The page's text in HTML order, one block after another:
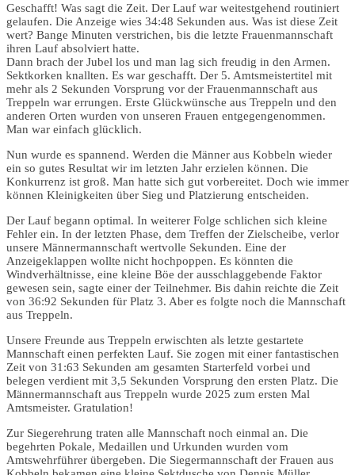
Geschafft! Was sagt die Zeit. Der Lauf war weitestgehend routiniert
gelaufen. Die Anzeige wies 34:48 Sekunden aus. Was ist diese Zeit
wert? Bange Minuten verstrichen, bis die letzte Frauenmannschaft
ihren Lauf absolviert hatte.
Dann brach der Jubel los und man lag sich freudig in den Armen.
Sektkorken knallten. Es war geschafft. Der 5. Amtsmeistertitel mit
mehr als 2 Sekunden Vorsprung vor der Frauenmannschaft aus
Treppeln war errungen. Erste Glückwünsche aus Treppeln und den
anderen Orten wurden von unseren Frauen entgegengenommen.
Man war einfach glücklich.
Nun wurde es spannend. Werden die Männer aus Kobbeln wieder
ein so gutes Resultat wir im letzten Jahr erzielen können. Die
Konkurrenz ist groß. Man hatte sich gut vorbereitet. Doch wie immer
können Kleinigkeiten über Sieg und Platzierung entscheiden.
Der Lauf begann optimal. In weiterer Folge schlichen sich kleine
Fehler ein. In der letzten Phase, dem Treffen der Zielscheibe, verlor
unsere Männermannschaft wertvolle Sekunden. Eine der
Anzeigeklappen wollte nicht hochpoppen. Es könnten die
Windverhältnisse, eine kleine Böe der ausschlaggebende Faktor
gewesen sein, sagte einer der Teilnehmer. Bis dahin reichte die Zeit
von 36:92 Sekunden für Platz 3. Aber es folgte noch die Mannschaft
aus Treppeln.
Unsere Freunde aus Treppeln erwischten als letzte gestartete
Mannschaft einen perfekten Lauf. Sie zogen mit einer fantastischen
Zeit von 31:63 Sekunden am gesamten Starterfeld vorbei und
belegen verdient mit 3,5 Sekunden Vorsprung den ersten Platz. Die
Männermannschaft aus Treppeln wurde 2025 zum ersten Mal
Amtsmeister. Gratulation!
Zur Siegerehrung traten alle Mannschaft noch einmal an. Die
begehrten Pokale, Medaillen und Urkunden wurden vom
Amtswehrführer übergeben. Die Siegermannschaft der Frauen aus